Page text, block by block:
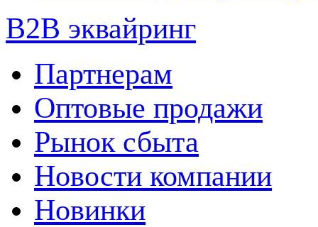
B2B эквайринг
Партнерам
Оптовые продажи
Рынок сбыта
Новости компании
Новинки